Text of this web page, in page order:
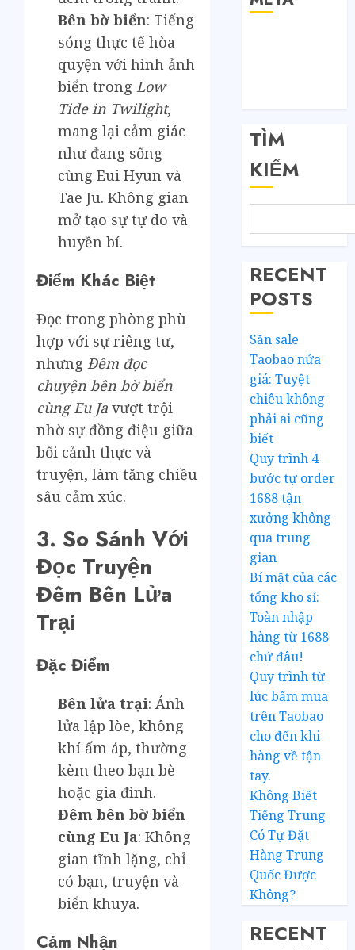
Bên bờ biển: Tiếng
sóng thực tế hòa
quyện với hình ảnh
biển trong Low
Tide in Twilight,
mang lại cảm giác
như đang sống
cùng Eui Hyun và
Tae Ju. Không gian
mở tạo sự tự do và
huyền bí.
Điểm Khác Biệt
Đọc trong phòng phù
hợp với sự riêng tư,
nhưng Đêm đọc
chuyện bên bờ biển
cùng Eu Ja vượt trội
nhờ sự đồng điệu giữa
bối cảnh thực và
truyện, làm tăng chiều
sâu cảm xúc.
3. So Sánh Với
Đọc Truyện
Đêm Bên Lửa
Trại
Đặc Điểm
Bên lửa trại: Ánh
lửa lập lòe, không
khí ấm áp, thường
kèm theo bạn bè
hoặc gia đình.
Đêm bên bờ biển
cùng Eu Ja: Không
gian tĩnh lặng, chỉ
có bạn, truyện và
biển khuya.
Cảm Nhận
TÌM
KIẾM
RECENT
POSTS
Săn sale
Taobao nửa
giá: Tuyệt
chiêu không
phải ai cũng
biết
Quy trình 4
bước tự order
1688 tận
xưởng không
qua trung
gian
Bí mật của các
tổng kho sỉ:
Toàn nhập
hàng từ 1688
chứ đâu!
Quy trình từ
lúc bấm mua
trên Taobao
cho đến khi
hàng về tận
tay.
Không Biết
Tiếng Trung
Có Tự Đặt
Hàng Trung
Quốc Được
Không?
RECENT